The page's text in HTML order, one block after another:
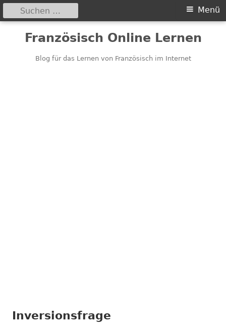
Springe
Französisch Online Lernen
Blog für das Lernen von Französisch im Internet
Primäres
Menü
Menü
Suchen
nach:
Inversionsfrage